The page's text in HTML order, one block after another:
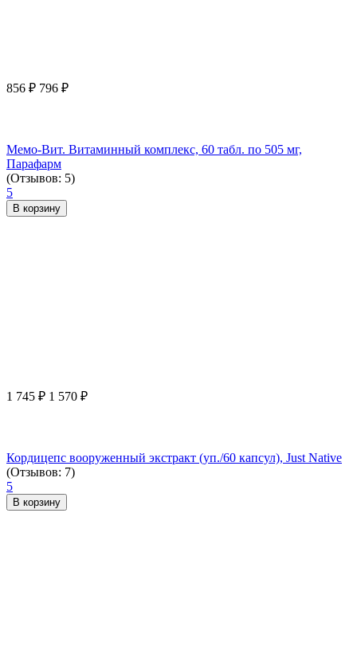
856 ₽ 796 ₽
Мемо-Вит. Витаминный комплекс, 60 табл. по 505 мг,
Парафарм
(Отзывов: 5)
5
В корзину
1 745 ₽ 1 570 ₽
Кордицепс вооруженный экстракт (уп./60 капсул), Just Native
(Отзывов: 7)
5
В корзину